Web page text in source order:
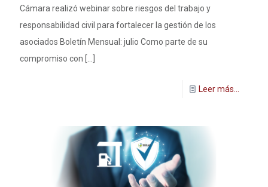
Cámara realizó webinar sobre riesgos del trabajo y
responsabilidad civil para fortalecer la gestión de los
asociados Boletín Mensual: julio Como parte de su
compromiso con
Leer más...